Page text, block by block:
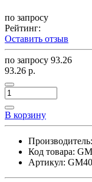
по запросу
Рейтинг:
Оставить отзыв
по запросу 93.26
93.26 р.
В корзину
Производитель:
Код товара:
Артикул: